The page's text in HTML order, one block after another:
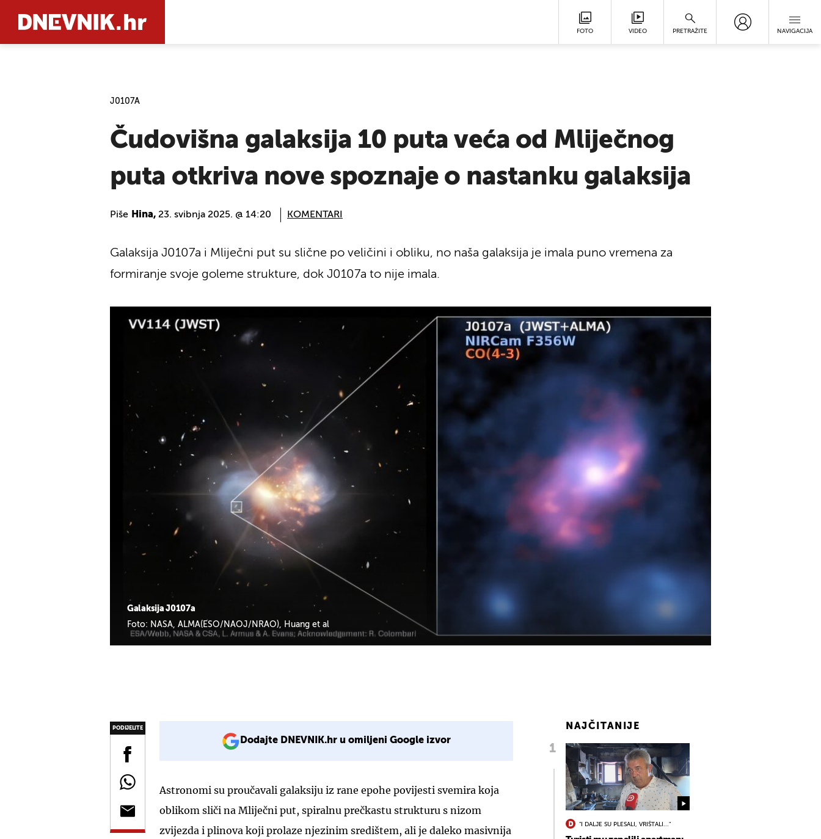
FOTO VIDEO PRETRAŽITE NAVIGACIJA
J0107A
Čudovišna galaksija 10 puta veća od Mliječnog
puta otkriva nove spoznaje o nastanku galaksija
Piše Hina, 23. svibnja 2025. @ 14:20 KOMENTARI
Galaksija J0107a
Foto: NASA, ALMA(ESO/NAOJ/NRAO), Huang et al
Galaksija J0107a i Mliječni put su slične po veličini i obliku, no naša galaksija je imala puno vremena za
formiranje svoje goleme strukture, dok J0107a to nije imala.
PODIJELITE
Dodajte DNEVNIK.hr u omiljeni Google izvor
Astronomi su proučavali galaksiju iz rane epohe povijesti svemira koja
oblikom sliči na Mliječni put, spiralnu prečkastu strukturu s nizom
zvijezda i plinova koji prolaze njezinim središtem, ali je daleko masivnija
NAJČITANIJE
"I DALJE SU PLESALI, VRIŠTALI..."